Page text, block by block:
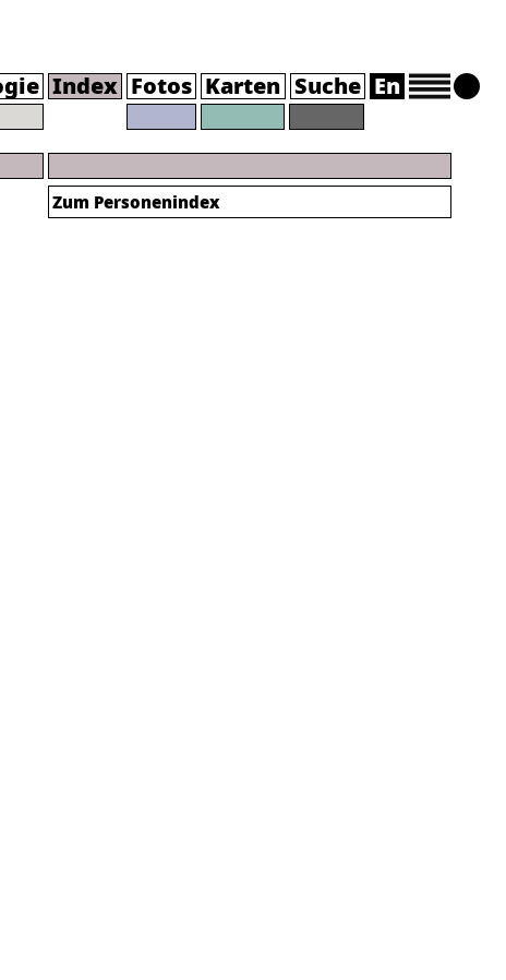
Index Fotos Karten Suche En
Zum Personenindex